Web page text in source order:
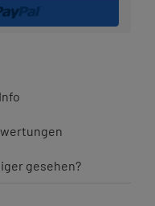
gesehen?